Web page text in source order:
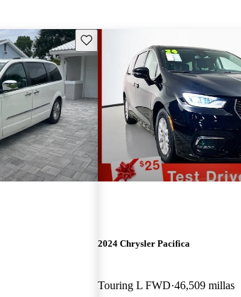
Guarda este Aviso
2024 Chrysler Pacifica
Touring L FWD 46,509 millas